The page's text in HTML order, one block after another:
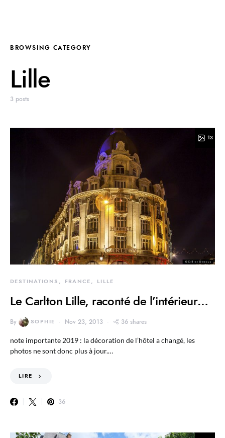
BROWSING CATEGORY
Lille
3 posts
13
DESTINATIONS FRANCE LILLE
Le Carlton Lille, raconté de l’intérieur…
By SOPHIE Nov 23, 2013 36 shares
note importante 2019 : la décoration de l’hôtel a changé, les
photos ne sont donc plus à jour.…
LIRE
36